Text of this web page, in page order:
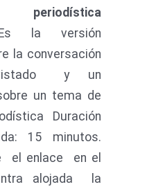
Es la versión
la conversación
y un
un tema de
Duración
15 minutos.
el enlace en el
alojada la